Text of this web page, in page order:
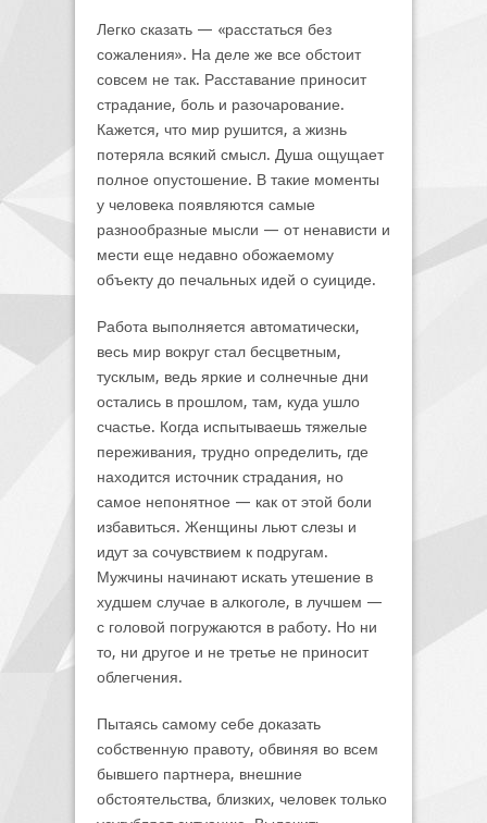
Легко сказать — «расстаться без
сожаления». На деле же все обстоит
совсем не так. Расставание приносит
страдание, боль и разочарование.
Кажется, что мир рушится, а жизнь
потеряла всякий смысл. Душа ощущает
полное опустошение. В такие моменты
у человека появляются самые
разнообразные мысли — от ненависти и
мести еще недавно обожаемому
объекту до печальных идей о суициде.
Работа выполняется автоматически,
весь мир вокруг стал бесцветным,
тусклым, ведь яркие и солнечные дни
остались в прошлом, там, куда ушло
счастье. Когда испытываешь тяжелые
переживания, трудно определить, где
находится источник страдания, но
самое непонятное — как от этой боли
избавиться. Женщины льют слезы и
идут за сочувствием к подругам.
Мужчины начинают искать утешение в
худшем случае в алкоголе, в лучшем —
с головой погружаются в работу. Но ни
то, ни другое и не третье не приносит
облегчения.
Пытаясь самому себе доказать
собственную правоту, обвиняя во всем
бывшего партнера, внешние
обстоятельства, близких, человек только